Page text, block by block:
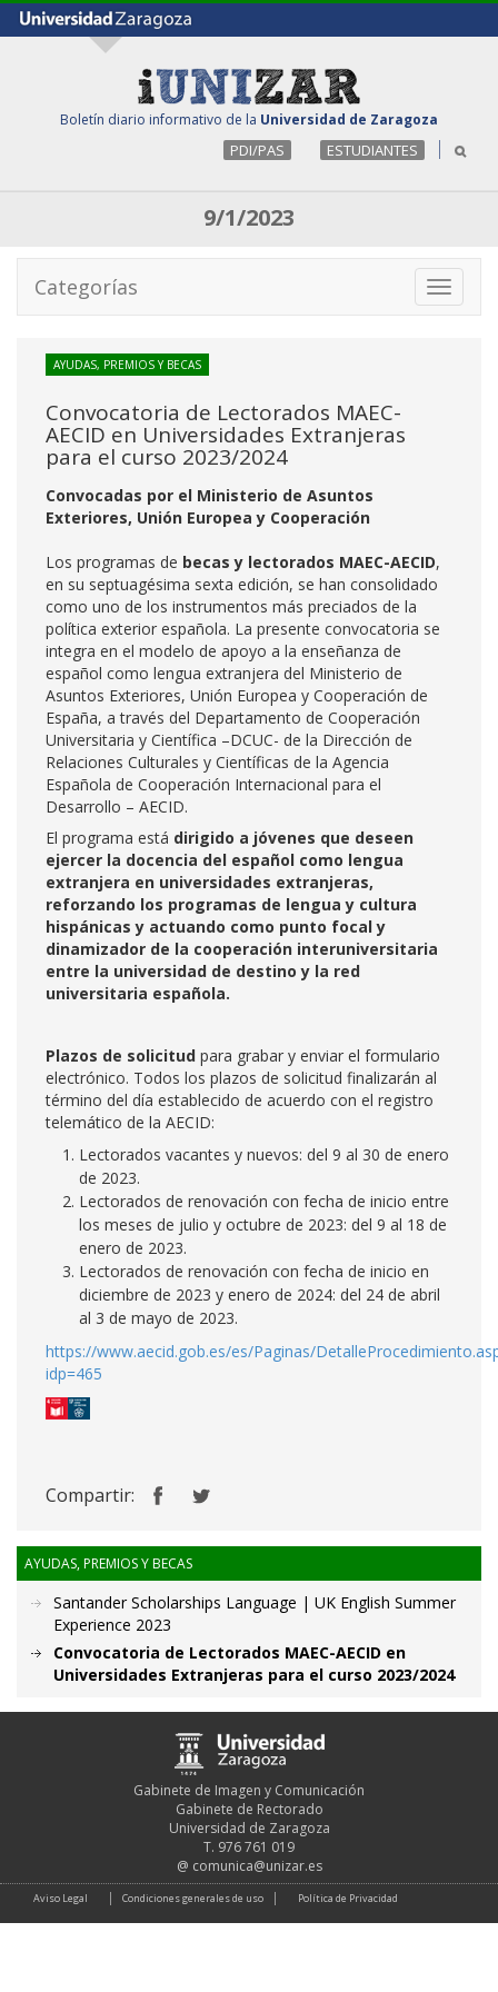
Boletín diario informativo de la Universidad de Zaragoza
PDI/PAS ESTUDIANTES
9/1/2023
Toggle
Categorías
AYUDAS, PREMIOS Y BECAS
Convocatoria de Lectorados MAEC-
AECID en Universidades Extranjeras
para el curso 2023/2024
Convocadas por el Ministerio de Asuntos
Exteriores, Unión Europea y Cooperación
Los programas de becas y lectorados MAEC-AECID,
en su septuagésima sexta edición, se han consolidado
como uno de los instrumentos más preciados de la
política exterior española. La presente convocatoria se
integra en el modelo de apoyo a la enseñanza de
español como lengua extranjera del Ministerio de
Asuntos Exteriores, Unión Europea y Cooperación de
España, a través del Departamento de Cooperación
Universitaria y Científica –DCUC- de la Dirección de
Relaciones Culturales y Científicas de la Agencia
Española de Cooperación Internacional para el
Desarrollo – AECID.
El programa está dirigido a jóvenes que deseen
ejercer la docencia del español como lengua
extranjera en universidades extranjeras,
reforzando los programas de lengua y cultura
hispánicas y actuando como punto focal y
dinamizador de la cooperación interuniversitaria
entre la universidad de destino y la red
universitaria española.
Plazos de solicitud para grabar y enviar el formulario
electrónico. Todos los plazos de solicitud finalizarán al
término del día establecido de acuerdo con el registro
telemático de la AECID:
Lectorados vacantes y nuevos: del 9 al 30 de enero
de 2023.
Lectorados de renovación con fecha de inicio entre
los meses de julio y octubre de 2023: del 9 al 18 de
enero de 2023.
Lectorados de renovación con fecha de inicio en
diciembre de 2023 y enero de 2024: del 24 de abril
al 3 de mayo de 2023.
https://www.aecid.gob.es/es/Paginas/
idp=465
Compartir:
AYUDAS, PREMIOS Y BECAS
Santander Scholarships Language | UK English Summer
Experience 2023
Convocatoria de Lectorados MAEC-AECID en
Universidades Extranjeras para el curso 2023/2024
Gabinete de Imagen y Comunicación
Gabinete de Rectorado
Universidad de Zaragoza
T. 976 761 019
@ comunica@unizar.es
Aviso Legal Condiciones generales de uso Política de Privacidad